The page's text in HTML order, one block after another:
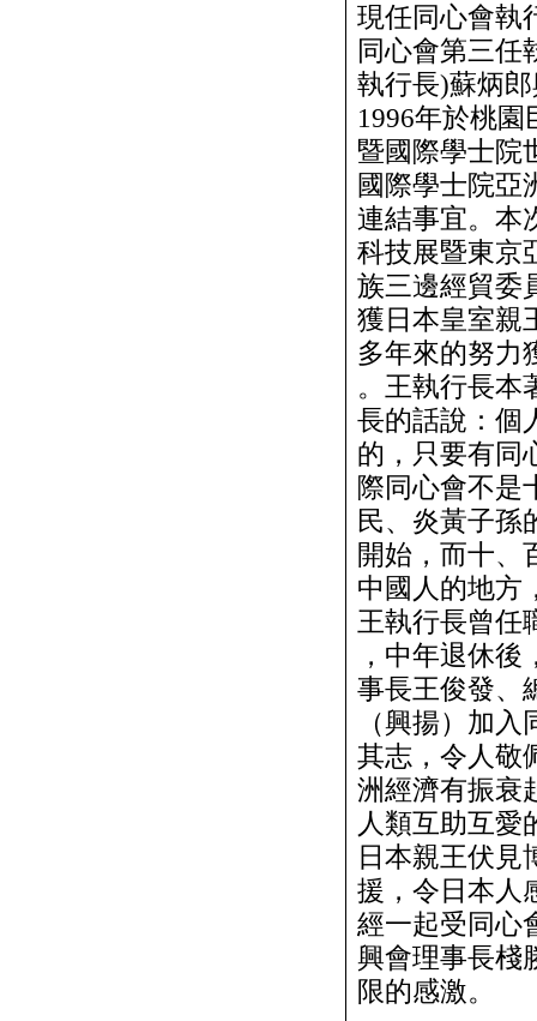
現任同心會執
同心會第三任
執行長)蘇炳
1996年於桃
暨國際學士院
國際學士院亞
連結事宜。本
科技展暨東京
族三邊經貿委
獲日本皇室親
多年來的努力
。王執行長本
長的話說：個
的，只要有同
際同心會不是
民、炎黃子孫
開始，而十、
中國人的地方
王執行長曾任
，中年退休
事長王俊發、
（興揚）加
其志，令人敬
洲經濟有振衰
人類互助互愛
日本親王伏見
援，令日本人
經一起受同心
興會理事長棧
限的感激。